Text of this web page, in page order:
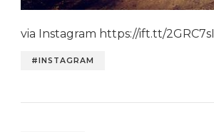
via Instagram https://ift.tt/2GRC7sI
#INSTAGRAM